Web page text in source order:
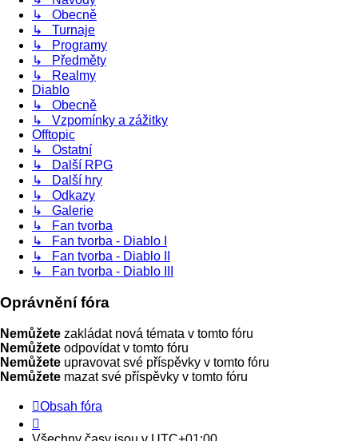
↳ Obecně
↳ Turnaje
↳ Programy
↳ Předměty
↳ Realmy
Diablo
↳ Obecně
↳ Vzpomínky a zážitky
Offtopic
↳ Ostatní
↳ Další RPG
↳ Další hry
↳ Odkazy
↳ Galerie
↳ Fan tvorba
↳ Fan tvorba - Diablo I
↳ Fan tvorba - Diablo II
↳ Fan tvorba - Diablo III
Oprávnění fóra
Nemůžete zakládat nová témata v tomto fóru
Nemůžete odpovídat v tomto fóru
Nemůžete upravovat své příspěvky v tomto fóru
Nemůžete mazat své příspěvky v tomto fóru
Obsah fóra